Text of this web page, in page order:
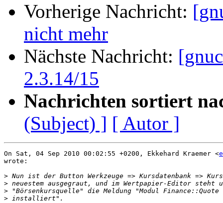
Vorherige Nachricht:
nicht mehr
Nächste Nachricht:
2.3.14/15
Nachrichten sortiert
(Subject) ] [ Autor ]
On Sat, 04 Sep 2010 00:02:55 +0200, Ekkehard Kraemer <
wrote:
>
>
>
>